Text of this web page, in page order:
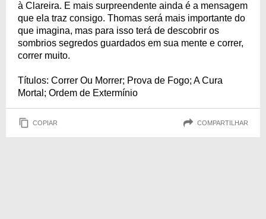
à Clareira. E mais surpreendente ainda é a mensagem
que ela traz consigo. Thomas será mais importante do
que imagina, mas para isso terá de descobrir os
sombrios segredos guardados em sua mente e correr,
correr muito.
Títulos: Correr Ou Morrer; Prova de Fogo; A Cura
Mortal; Ordem de Extermínio
COPIAR COMPARTILHAR